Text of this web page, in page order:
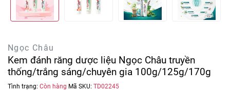
Ngọc Châu
Kem đánh răng dược liệu Ngọc Châu truyền
thống/trắng sáng/chuyên gia 100g/125g/170g
Tình trạng: Còn hàng Mã SKU: TD02245